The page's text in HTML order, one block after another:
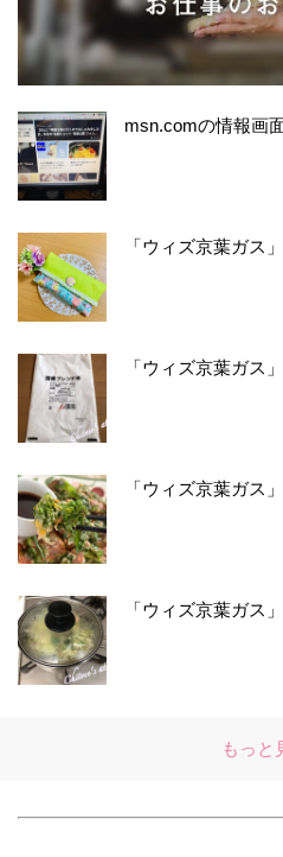
msn.comの情報画
「ウィズ京葉ガス
「ウィズ京葉ガス
「ウィズ京葉ガス
「ウィズ京葉ガス
もっと